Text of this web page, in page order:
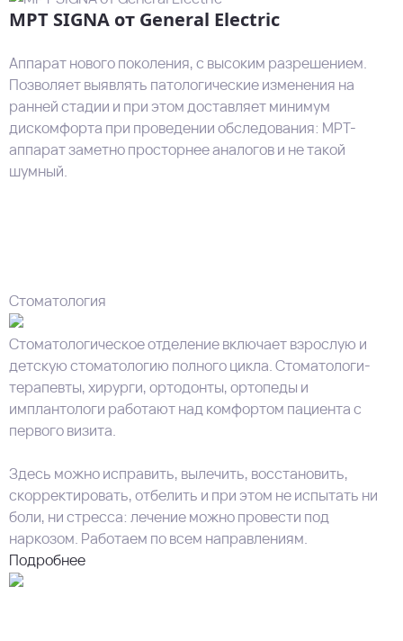
МРТ SIGNA от General Electric
Аппарат нового поколения, с высоким разрешением.
Позволяет выявлять патологические изменения на
ранней стадии и при этом доставляет минимум
дискомфорта при проведении обследования: МРТ-
аппарат заметно просторнее аналогов и не такой
шумный.
Стоматология
Стоматологическое отделение включает взрослую и
детскую стоматологию полного цикла. Стоматологи-
терапевты, хирурги, ортодонты, ортопеды и
имплантологи работают над комфортом пациента с
первого визита.
Здесь можно исправить, вылечить, восстановить,
скорректировать, отбелить и при этом не испытать ни
боли, ни стресса: лечение можно провести под
наркозом. Работаем по всем направлениям.
Подробнее